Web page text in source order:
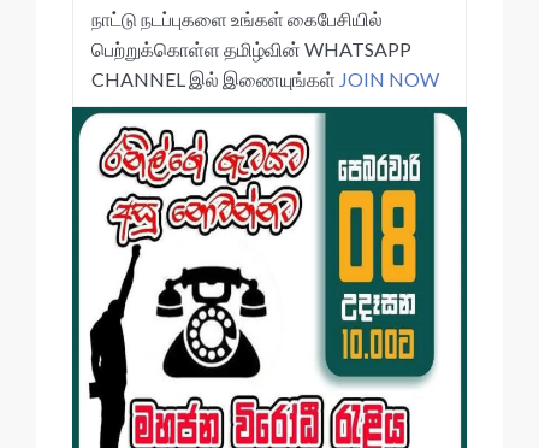
நாட்டு நடப்புகளை உங்கள் கைபேசியில்
பெற்றுக்கொள்ள தமிழ்வின் WHATSAPP
CHANNEL இல் இணையுங்கள் JOIN NOW